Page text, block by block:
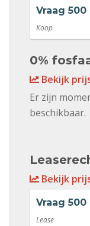
Vraag 500
Koop
0%
Bekijk
Er zijn
beschikbaar.
Bekijk
Vraag 500
Lease